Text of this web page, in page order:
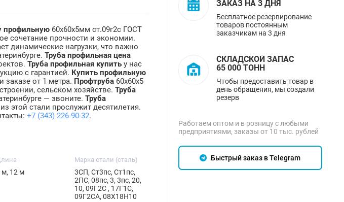
профильную 60х60х5мм ст.09г2с ГОСТ
сочетание прочности и экономии.
динамические нагрузки, что важно
Труба профильная цена
Труба профильная купить у нас
с гарантией. Купить профильную
заказе от 1 метра. Профтруба 60х60х5
сельском хозяйстве.Труба
— звоните.Труба
из этой стали прослужит десятилетия.
+7 (343) 226-90-32.
м, 12 м
Марка стали (сталь)
3СП, Ст3пс, Ст1пс,
2ПС, 08пс, 3, 3пс, 20,
10, 09Г2С , 17Г1С,
09Г2СА, 08Х18Н10
ЗАКАЗ НА 3 ДНЯ
Бесплатное резервирование
товаров постоянным
заказчикам на 3 дня
СКЛАДСКОЙ ЗАПАС
65 000 ТОНН
Чтобы предоставить товар в
день обращения, мы создали
резерв
Работаем оптом и в розницу с любыми
предприятиями, заказы от 10 тыс. рублей
Быстрый заказ в Telegram